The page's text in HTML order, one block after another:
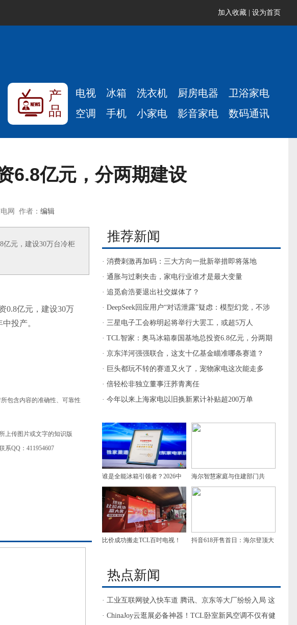
加入收藏 设为首页
产
品
电视 冰箱 洗衣机 厨房电器
卫浴家电
空调
手机 小家电 影音家电 数码通讯
6.8亿元，分两期建设
网 作者： 编辑
元，建设30万台冷柜
0.8亿元，建设30万
投产。
包含内容的准确性、可靠性
上传图片或文字的知识版
QQ：411954607
推荐新闻
· 消费刺激再加码：三大方向一批新举措即将落地
· 通胀与过剩夹击，家电行业谁才是最大变量
· 追觅俞浩要退出社交媒体了？
· DeepSeek回应用户“对话泄露”疑虑：模型幻觉，不涉
及安全问题
· 三星电子工会称明起将举行大罢工，或超5万人
· TCL智家：奥马冰箱泰国基地总投资6.8亿元，分两期
建设
· 京东洋河强强联合，这支十亿基金瞄准哪条赛道？
· 巨头都玩不转的赛道又火了，宠物家电这次能走多
远？
· 倍轻松非独立董事汪荞青离任
· 今年以来上海家电以旧换新累计补贴超200万单
谁是全能冰箱引领者？2026中
国冰箱高峰论坛给出答案！
海尔智慧家庭与住建部门共
建“好房子”样板
比价成功搬走TCL百吋电视！
价520火爆开启
抖音618开售首日：海尔登顶大
热点新闻
· 工业互联网驶入快车道 腾讯、京东等大厂纷纷入局 这
些方向来了
· ChinaJoy云逛展必备神器！TCL卧室新风空调不仅有健